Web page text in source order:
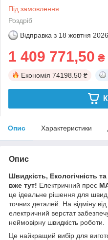
Під замовлення
Роздріб
Відправка з 18 жовтня 2026
1 409 771,50 ₴
Економія 74198.50 ₴
Опис Характеристики
Опис
Швидкість, Екологічність
вже тут! Електричний прес
це ідеальне рішення для
точних деталей. На відміну
електричний верстат
неймовірну швидкість роботи.
Це найкращий вибір для